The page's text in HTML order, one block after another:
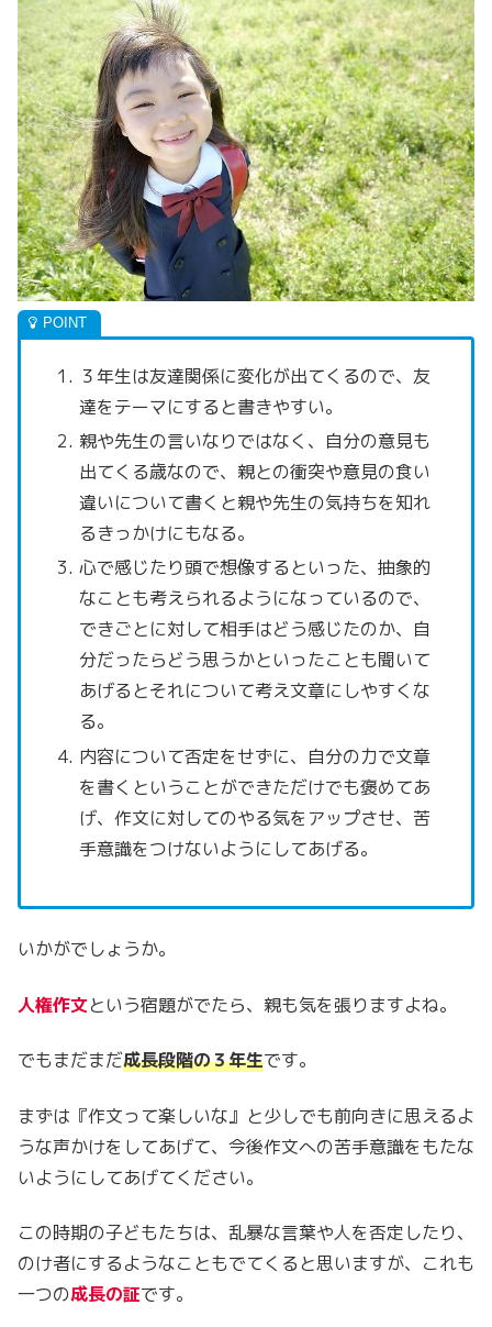
３年生は友達関係に変化が出てくるので、友
達をテーマにすると書きやすい。
親や先生の言いなりではなく、自分の意見も
出てくる歳なので、親との衝突や意見の食い
違いについて書くと親や先生の気持ちを知れ
るきっかけにもなる。
心で感じたり頭で想像するといった、抽象的
なことも考えられるようになっているので、
できごとに対して相手はどう感じたのか、自
分だったらどう思うかといったことも聞いて
あげるとそれについて考え文章にしやすくな
る。
内容について否定をせずに、自分の力で文章
を書くということができただけでも褒めてあ
げ、作文に対してのやる気をアップさせ、苦
手意識をつけないようにしてあげる。
いかがでしょうか。
人権作文という宿題がでたら、親も気を張りますよね。
でもまだまだ成長段階の３年生です。
まずは『作文って楽しいな』と少しでも前向きに思えるよ
うな声かけをしてあげて、今後作文への苦手意識をもたな
いようにしてあげてください。
この時期の子どもたちは、乱暴な言葉や人を否定したり、
のけ者にするようなこともでてくると思いますが、これも
一つの成長の証です。